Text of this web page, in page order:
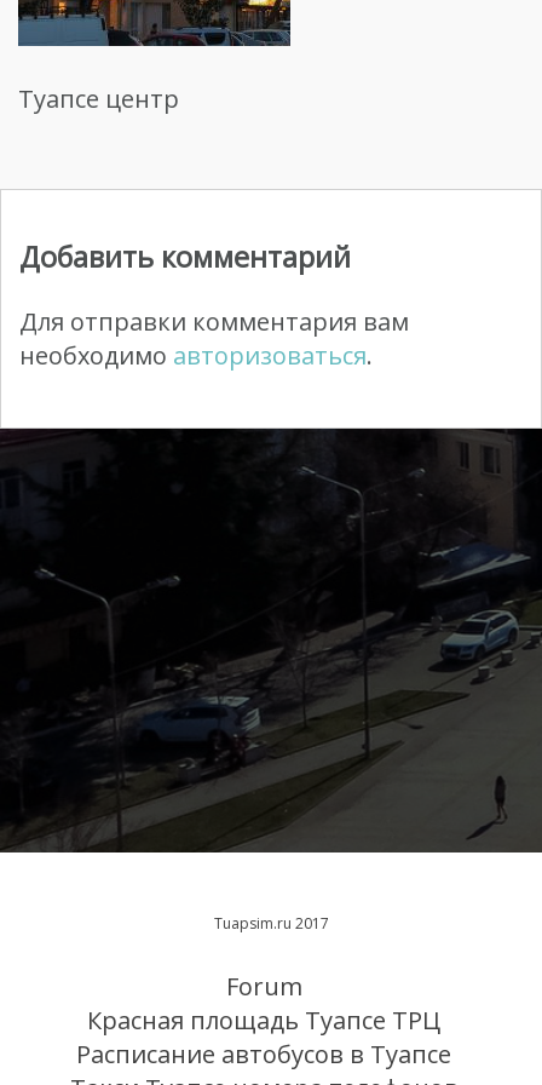
Туапсе центр
Добавить комментарий
Для отправки комментария вам
необходимо авторизоваться.
Tuapsim.ru 2017
Forum
Красная площадь Туапсе ТРЦ
Расписание автобусов в Туапсе